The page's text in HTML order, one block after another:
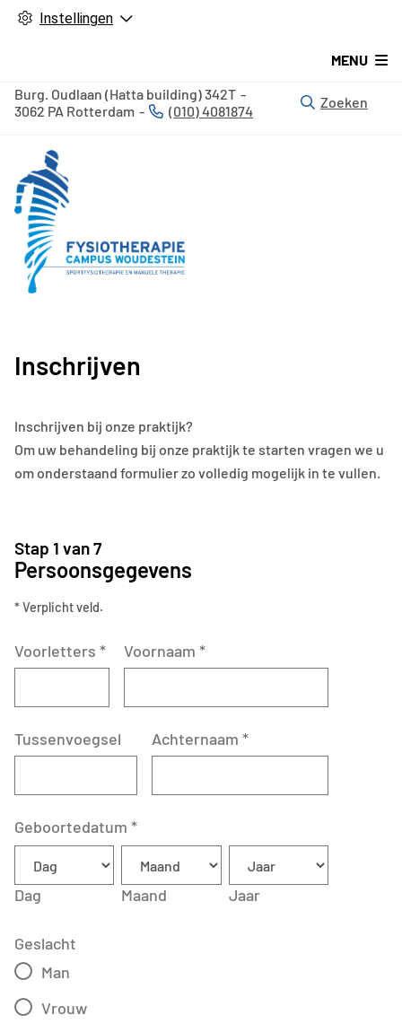
Instellingen
MENU
Burg. Oudlaan (Hatta building)342T
3062 PA Rotterdam Tel:
(010) 4081874
Zoeken
Inschrijven
Inschrijven bij onze praktijk?
Om uw behandeling bij onze praktijk te starten vragen we u
om onderstaand formulier zo volledig mogelijk in te vullen.
Stap 1 van 7
Persoonsgegevens
* Verplicht veld.
Voorletters * Voornaam *
Tussenvoegsel Achternaam *
Geboortedatum *
Dag Maand Jaar
Geslacht
Man
Vrouw